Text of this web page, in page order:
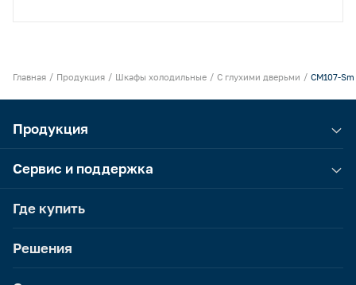
Главная Продукция Шкафы холодильные С глухими дверьми CM107-Sm
Продукция
Сервис и поддержка
Где купить
Решения